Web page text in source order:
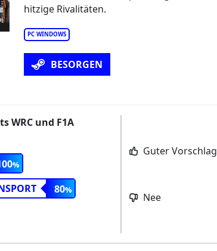
PC WINDOWS
hitzige Rivalitäten.
BESORGEN
WRC und F1A
80
Guter Vorschlag
Nee